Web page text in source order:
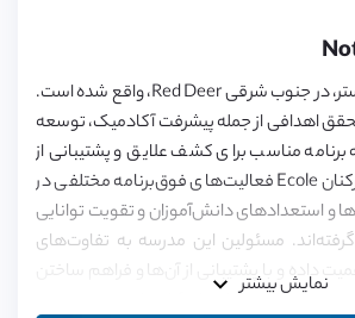
مدرسه Ecole در لنکستر، در جنوب‌ شرقی Red Deer، واقع شده است.
اهدافی از جمله پیشرفت آکادمیک، توسعه
برنامه مناسب برای کشف علایق و پشتیبانی‌ از
دانش‌آموزان دارد. کارکنان Ecole فعالیت‌های فوق‌برنامه مختلفی در
و استعدادهای دانش‌آموزان و تقویت توانایی
مسئولین این مدرسه به تفاوت‌های
داده و با پشتیبانی از آن‌ها و فراهم ساختن
در تحقق استعدادهای آنان دارند.
نمایش بیشتر